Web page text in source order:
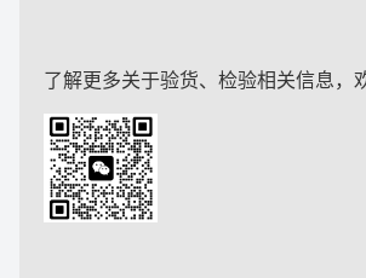
了解更多关于验货、检验相关信息，